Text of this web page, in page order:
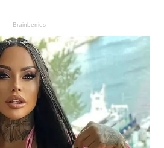
Brainberries